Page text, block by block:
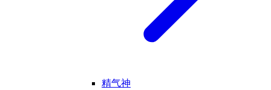
精气神